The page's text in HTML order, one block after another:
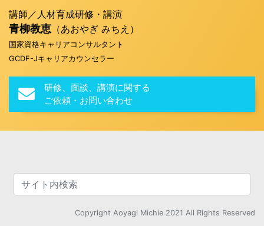
講師／人材育成研修・講演
青柳教恵 （あおやぎ みちえ）
国家資格キャリアコンサルタント
GCDF-Jキャリアカウンセラー
研修、面談、講演に関する
ご依頼・お問い合わせ
Copyright Aoyagi Michie 2021 All Rights Reserved